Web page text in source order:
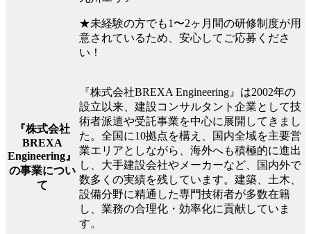
★未経験の方でも1〜2ヶ月間の研修制度が用
意されているため、安心してご応募くださ
い！
『株式会社
BREXA
Engineering』
の事業につい
て
『株式会社BREXA Engineering』は2002年の
設立以来、建設コンサルタント企業として技
術者派遣や受託事業を中心に展開してきまし
た。全国に10拠点を構え、国内全域を主要営
業エリアとしながら、海外へも積極的に進出
し、大手建設会社やメーカーなど、国内外で
数多くの実績を残しています。建築、土木、
設備分野に精通した専門技術者が多数在籍
し、業務の合理化・効率化に貢献していま
す。